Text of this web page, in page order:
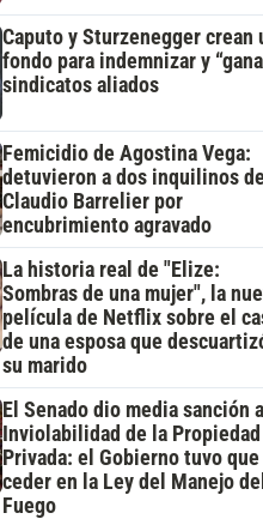
Caputo y Sturzenegger crean
fondo para indemnizar y
sindicatos aliados
Femicidio de Agostina Vega:
detuvieron a dos inquilinos de
Claudio Barrelier por
encubrimiento agravado
La historia real de "Elize:
Sombras de una mujer", la
película de Netflix sobre el
de una esposa que
su marido
El Senado dio media sanción
Inviolabilidad de la Propiedad
Privada: el Gobierno tuvo que
ceder en la Ley del Manejo del
Fuego